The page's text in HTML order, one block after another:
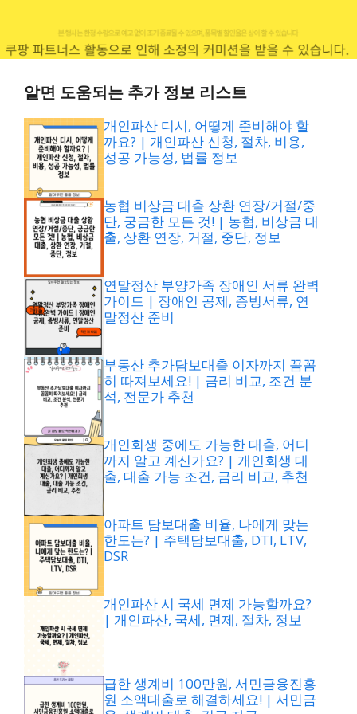
알면 도움되는 추가 정보 리스트
개인파산 디시, 어떻게 준비해야 할
까요? | 개인파산 신청, 절차, 비용,
성공 가능성, 법률 정보
농협 비상금 대출 상환 연장/거절/중
단, 궁금한 모든 것! | 농협, 비상금 대
출, 상환 연장, 거절, 중단, 정보
연말정산 부양가족 장애인 서류 완벽
가이드 | 장애인 공제, 증빙서류, 연
말정산 준비
부동산 추가담보대출 이자까지 꼼꼼
히 따져보세요! | 금리 비교, 조건 분
석, 전문가 추천
개인회생 중에도 가능한 대출, 어디
까지 알고 계신가요? | 개인회생 대
출, 대출 가능 조건, 금리 비교, 추천
아파트 담보대출 비율, 나에게 맞는
한도는? | 주택담보대출, DTI, LTV,
DSR
개인파산 시 국세 면제 가능할까요?
| 개인파산, 국세, 면제, 절차, 정보
급한 생계비 100만원, 서민금융진흥
원 소액대출로 해결하세요! | 서민금